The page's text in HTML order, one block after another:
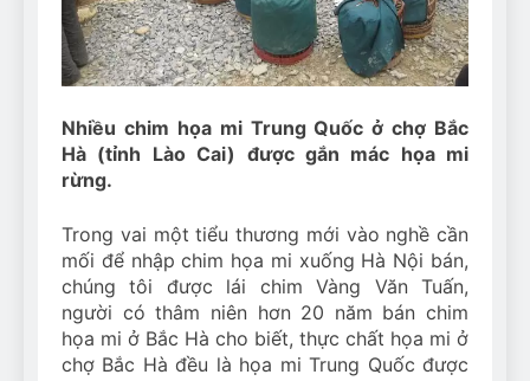
Nhiều chim họa mi Trung Quốc ở chợ Bắc
Hà (tỉnh Lào Cai) được gắn mác họa mi
rừng.
Trong vai một tiểu thương mới vào nghề cần
mối để nhập chim họa mi xuống Hà Nội bán,
chúng tôi được lái chim Vàng Văn Tuấn,
người có thâm niên hơn 20 năm bán chim
họa mi ở Bắc Hà cho biết, thực chất họa mi ở
chợ Bắc Hà đều là họa mi Trung Quốc được